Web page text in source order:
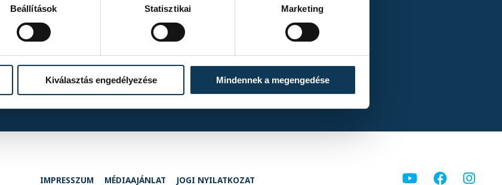
Beállítások Statisztikai Marketing
Kiválasztás engedélyezése Mindennek a megengedése
TOVÁBBI ALBUMOK
ZTE FC II – VSC Veszprém 1–3 (0–1)
IMPRESSZUM MÉDIAAJÁNLAT JOGI NYILATKOZAT